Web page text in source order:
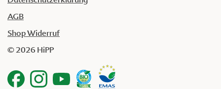
AGB
Shop Widerruf
© 2026 HiPP